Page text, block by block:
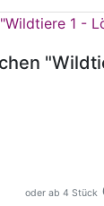
oder ab 4 Stück